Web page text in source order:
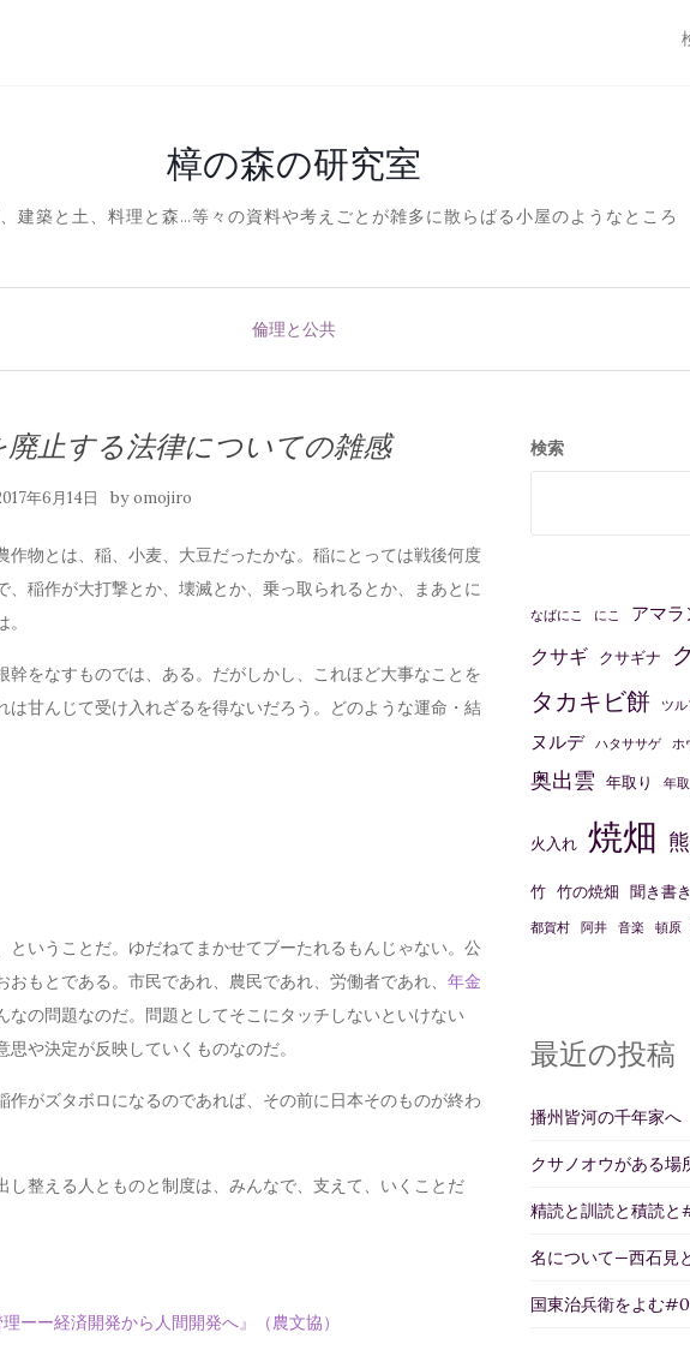
樟の森の研究室
建築と土、料理と森…等々の資料や考えごとが雑多に散らばる小屋のようなところ
倫理と公共
止する法律についての雑感
年6月14日 byomojiro
物とは、稲、小麦、大豆だったかな。稲にとっては戦後何度
稲作が大打撃とか、壊滅とか、乗っ取られるとか、まあとに
をなすものでは、ある。だがしかし、これほど大事なことを
甘んじて受け入れざるを得ないだろう。どのような運命・結
いうことだ。ゆだねてまかせてブーたれるもんじゃない。公
もとである。市民であれ、農民であれ、労働者であれ、 年金
の問題なのだ。問題としてそこにタッチしないといけない
や決定が反映していくものなのだ。
がズタボロになるのであれば、その前に日本そのものが終わ
整える人とものと制度は、みんなで、支えて、いくことだ
ーー経済開発から人間開発へ』（農文協）
検索
なばにこ にこ アマラ
クサギ クサギナ
タカキビ餅
ツル
ヌルデ ハタササゲ ホ
奥出雲 年取り 年
火入れ 焼畑
竹 竹の焼畑 聞き書き
都賀村 阿井 音楽 頓原
最近の投稿
播州皆河の千年家へ
クサノオウがある場
精読と訓読と積読と
名について—西石見
国東治兵衛をよむ